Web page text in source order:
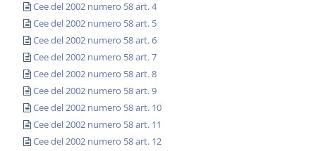
Cee del 2002 numero 58 art. 4
Cee del 2002 numero 58 art. 5
Cee del 2002 numero 58 art. 6
Cee del 2002 numero 58 art. 7
Cee del 2002 numero 58 art. 8
Cee del 2002 numero 58 art. 9
Cee del 2002 numero 58 art. 10
Cee del 2002 numero 58 art. 11
Cee del 2002 numero 58 art. 12